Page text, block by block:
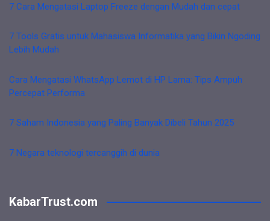
7 Cara Mengatasi Laptop Freeze dengan Mudah dan cepat
7 Tools Gratis untuk Mahasiswa Informatika yang Bikin Ngoding
Lebih Mudah
Cara Mengatasi WhatsApp Lemot di HP Lama: Tips Ampuh
Percepat Performa
7 Saham Indonesia yang Paling Banyak Dibeli Tahun 2025
7 Negara teknologi tercanggih di dunia
KabarTrust.com